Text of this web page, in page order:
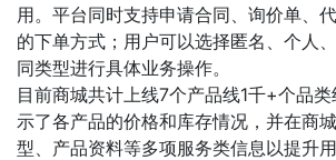
用。平台同时支持申请合同、询价单、
的下单方式；用户可以选择匿名、个人
同类型进行具体业务操作。
目前商城共计上线7个产品线1千+个品
示了各产品的价格和库存情况，并在商
型、产品资料等多项服务类信息以提升